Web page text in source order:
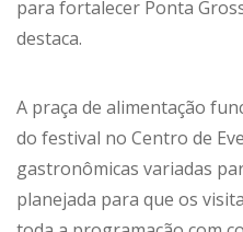
para fortalecer Ponta
destaca.
A praça de alimentação
do festival no Centro de
gastronômicas variadas
planejada para que os